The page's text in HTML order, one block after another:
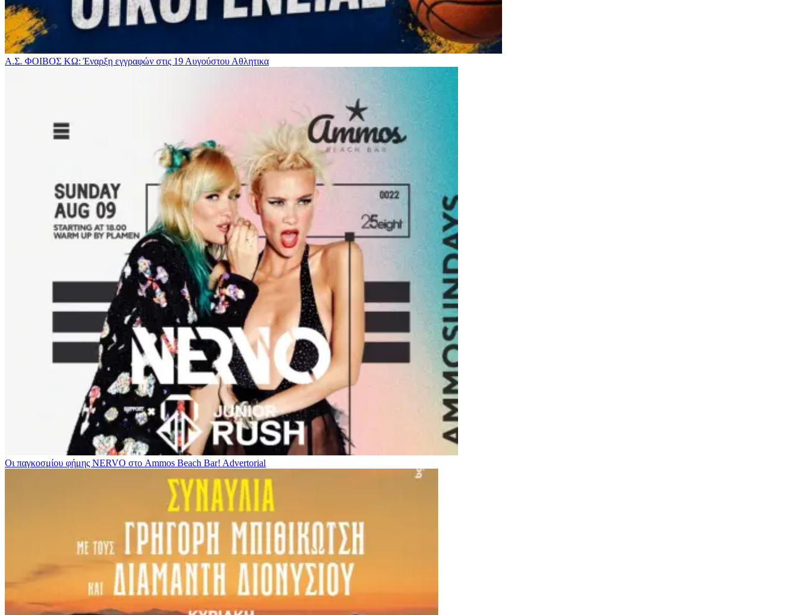
Α.Σ. ΦΟΙΒΟΣ ΚΩ: Έναρξη εγγραφών στις 19 Αυγούστου Αθλητικα
Οι παγκοσμίου φήμης NERVO στο Ammos Beach Bar! Advertorial